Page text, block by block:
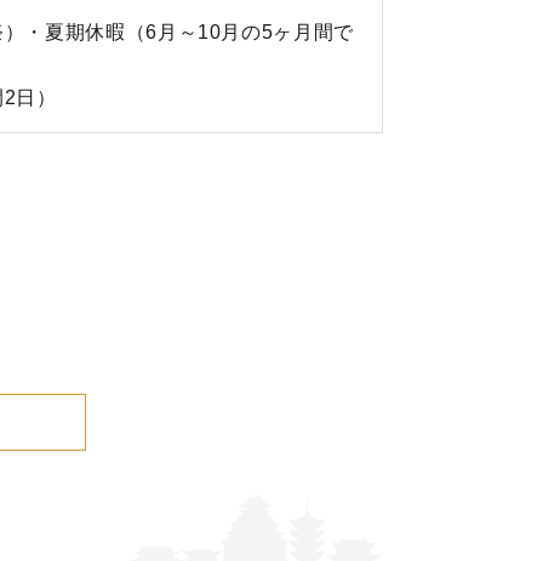
・夏期休暇（6月～10月の5ヶ月間で
日）